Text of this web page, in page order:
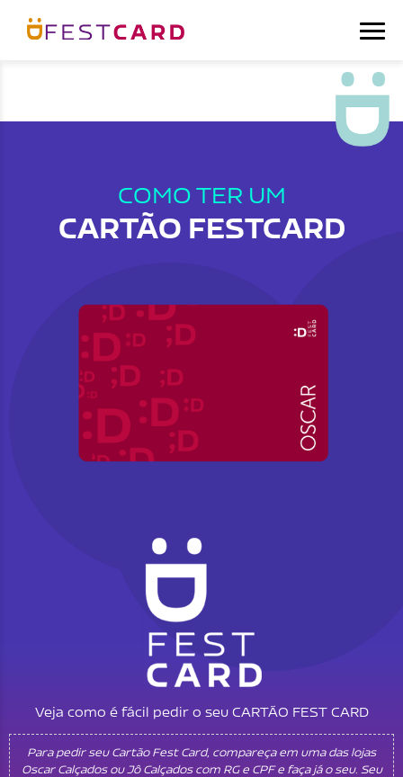
COMO TER UM
CARTÃO FESTCARD
Veja como é fácil pedir o seu CARTÃO FEST CARD
Para pedir seu Cartão Fest Card, compareça em uma das lojas
Oscar Calçados ou Jô Calçados com RG e CPF e faça já o seu. Seu